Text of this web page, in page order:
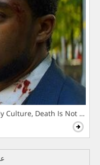
Culture, Death Is Not The